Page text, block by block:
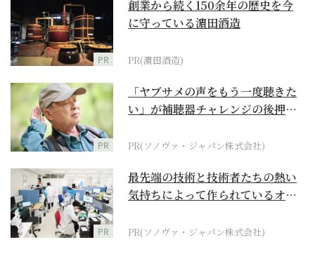
PR
創業から続く150余年の歴史を今
に守っている濵田酒造
PR(濵田酒造)
PR
「ヤブサメの声をもう一度聴きた
い」が補聴器チャレンジの後押し
PR(ソノヴァ・ジャパン株式会社)
PR
最先端の技術と技術者たちの熱い
気持ちによって作られているオー
PR(ソノヴァ・ジャパン株式会社)